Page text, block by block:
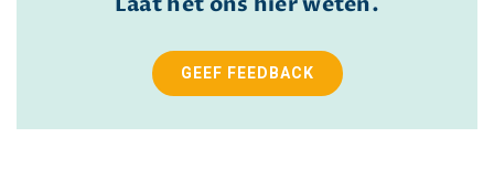
GEEF FEEDBACK